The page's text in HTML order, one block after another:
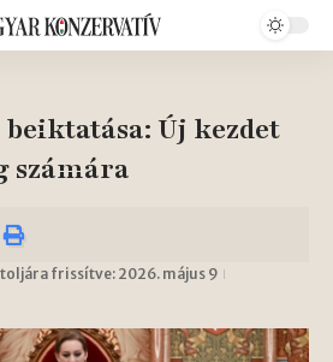
Új kezdet
számára
frissítve: 2026. május 9